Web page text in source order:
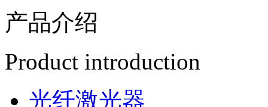
产品介绍
Product introduction
光纤激光器